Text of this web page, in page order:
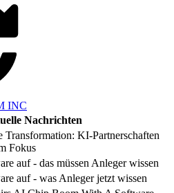
INC
Nachrichten
Transformation: KI-Partnerschaften
Fokus
auf - das müssen Anleger wissen
auf - was Anleger jetzt wissen